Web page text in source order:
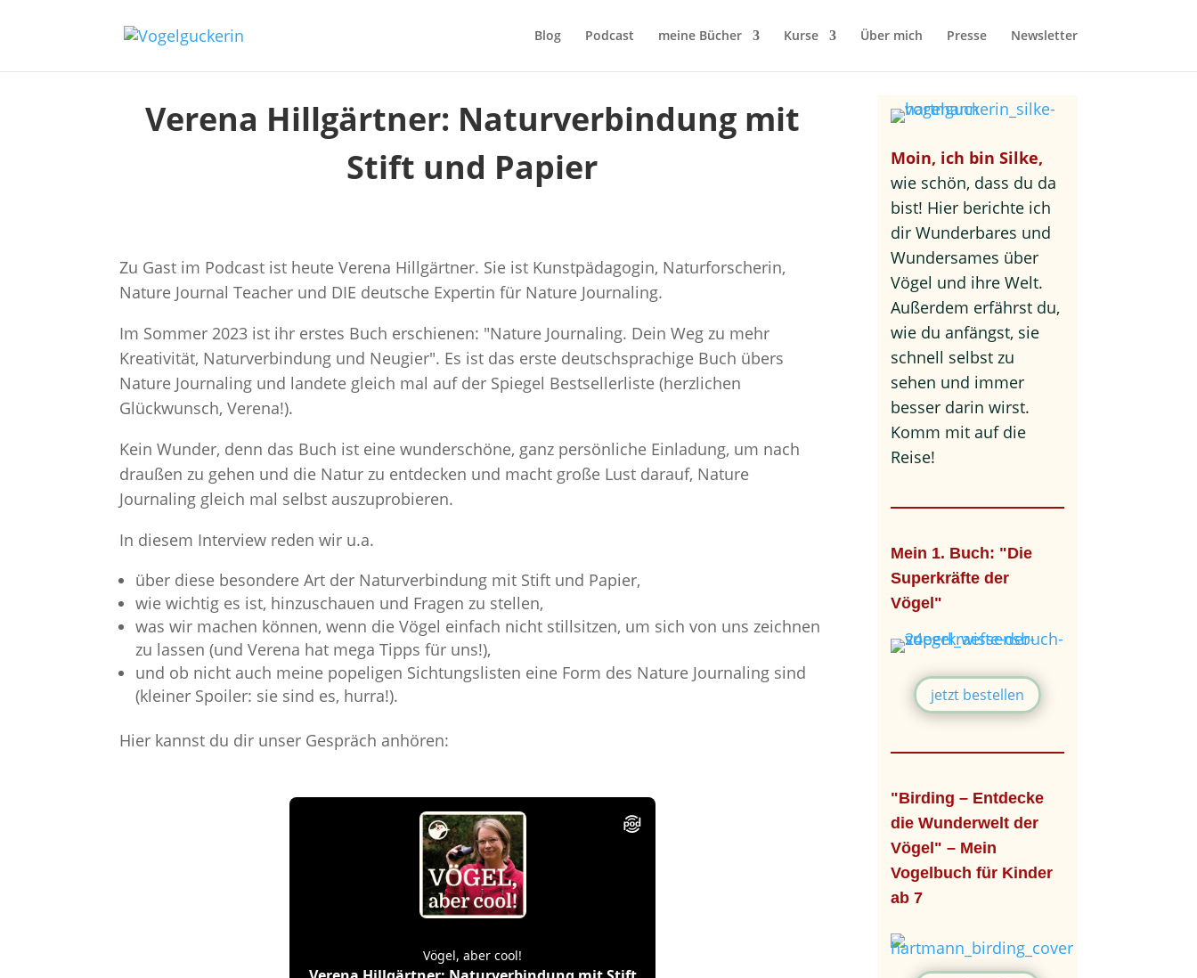
Blog Podcast meine Bücher Kurse Über mich Presse Newsletter
Verena Hillgärtner: Naturverbindung mit
Stift und Papier
Zu Gast im Podcast ist heute Verena Hillgärtner. Sie ist Kunstpädagogin, Naturforscherin,
Nature Journal Teacher und DIE deutsche Expertin für Nature Journaling.
Im Sommer 2023 ist ihr erstes Buch erschienen: "Nature Journaling. Dein Weg zu mehr
Kreativität, Naturverbindung und Neugier". Es ist das erste deutschsprachige Buch übers
Nature Journaling und landete gleich mal auf der Spiegel Bestsellerliste (herzlichen
Glückwunsch, Verena!).
Kein Wunder, denn das Buch ist eine wunderschöne, ganz persönliche Einladung, um nach
draußen zu gehen und die Natur zu entdecken und macht große Lust darauf, Nature
Journaling gleich mal selbst auszuprobieren.
In diesem Interview reden wir u.a.
über diese besondere Art der Naturverbindung mit Stift und Papier,
wie wichtig es ist, hinzuschauen und Fragen zu stellen,
was wir machen können, wenn die Vögel einfach nicht stillsitzen, um sich von uns zeichnen
zu lassen (und Verena hat mega Tipps für uns!),
und ob nicht auch meine popeligen Sichtungslisten eine Form des Nature Journaling sind
(kleiner Spoiler: sie sind es, hurra!).
Hier kannst du dir unser Gespräch anhören:
Moin, ich bin Silke,
wie schön, dass du da
bist! Hier berichte ich
dir Wunderbares und
Wundersames über
Vögel und ihre Welt.
Außerdem erfährst du,
wie du anfängst, sie
schnell selbst zu
sehen und immer
besser darin wirst.
Komm mit auf die
Reise!
Mein 1. Buch: "Die
Superkräfte der
Vögel"
jetzt bestellen
"Birding – Entdecke
die Wunderwelt der
Vögel" – Mein
Vogelbuch für Kinder
ab 7